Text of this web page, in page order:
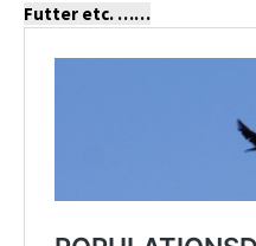
Futter etc. ……